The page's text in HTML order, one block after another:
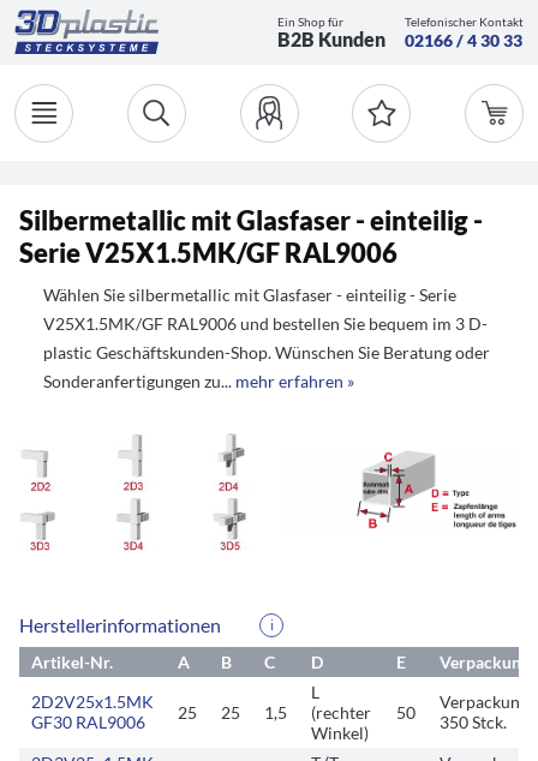
Ein Shop für
B2B Kunden
Telefonischer Kontakt
02166 / 4 30 33
Silbermetallic mit Glasfaser - einteilig -
Serie V25X1.5MK/GF RAL9006
Wählen Sie silbermetallic mit Glasfaser - einteilig - Serie
V25X1.5MK/GF RAL9006 und bestellen Sie bequem im 3 D-
plastic Geschäftskunden-Shop. Wünschen Sie Beratung oder
Sonderanfertigungen zu... mehr erfahren »
Herstellerinformationen i
Artikel-Nr. A B C D E
2D2V25x1.5MK
GF30 RAL9006
25 25 1,5
L
(rechter
Winkel)
50
350 Stck.